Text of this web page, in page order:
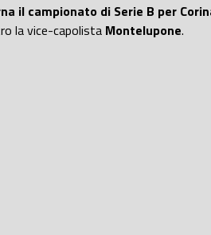
il campionato di Serie B per
la vice-capolista Montelupone.